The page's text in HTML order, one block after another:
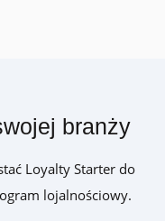
branży
Loyalty Starter do
lojalnościowy.